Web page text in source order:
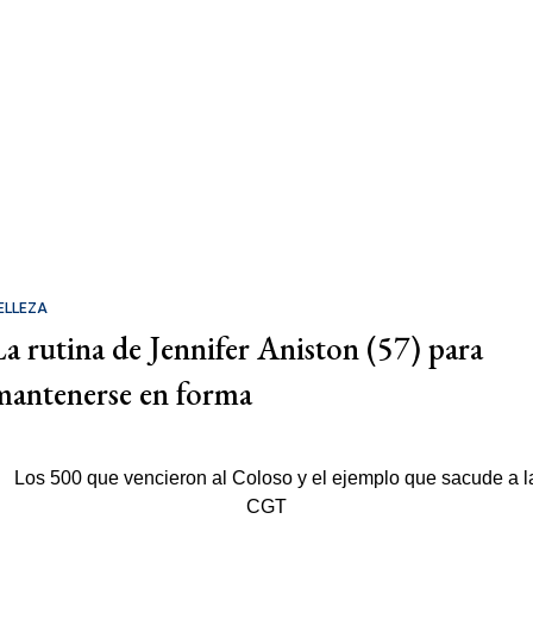
rutina de Jennifer Aniston (57) para
en forma